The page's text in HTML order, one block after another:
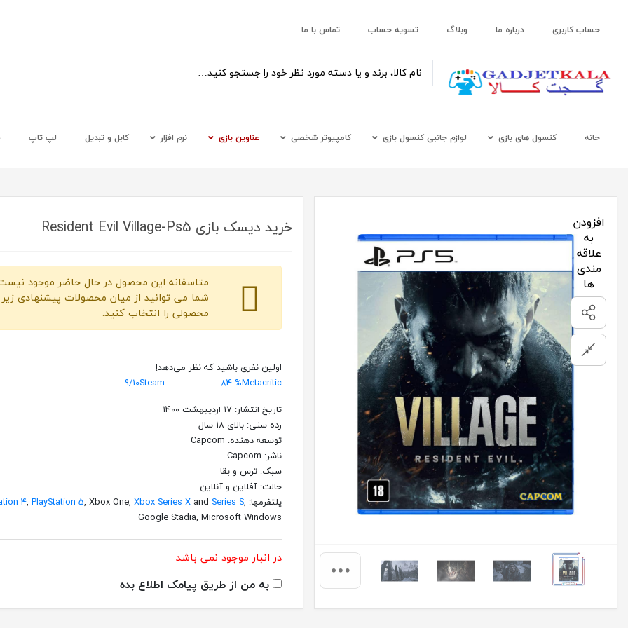
حساب کاربری درباره ما وبلاگ تسویه حساب تماس با ما
خانه کنسول های بازی لوازم جانبی کنسول بازی کامپیوتر شخصی عناوین بازی نرم افزار کابل و تبدیل لپ تاپ
افزودن
به
علاقه
مندی
ها
خرید دیسک بازی Resident Evil Village-Ps5
متاسفانه این محصول در حال حاضر موجود
شما می توانید از میان محصولات پیشنهادی زیر
محصولی را انتخاب کنید.
اولین نفری باشید که نظر می‌دهد!
9/10Steam 84 %Metacritic
تاریخ انتشار: ۱۷ اردیبهشت ۱۴۰۰
رده سنی: بالای ۱۸ سال
توسعه دهنده: Capcom
ناشر:‌ Capcom
سبک: ترس و بقا
حالت: آفلاین و آنلاین
پلتفرمها:
4, PlayStation 5, Xbox One, Xbox Series X and Series S,
Google Stadia, Microsoft Windows
در انبار موجود نمی باشد
به من از طریق پیامک اطلاع بده